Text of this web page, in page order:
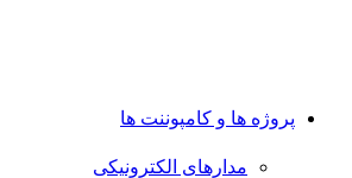
پروژه ها و کامپوننت ها
مدارهای الکترونیکی